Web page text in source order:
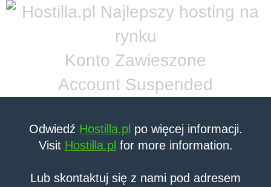
Konto Zawieszone
Account Suspended
Odwiedź Hostilla.pl po więcej informacji.
Visit Hostilla.pl for more information.
Lub skontaktuj się z nami pod adresem